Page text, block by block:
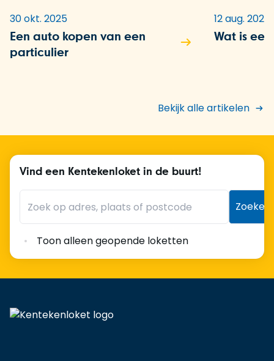
30 okt. 2025
Een auto kopen van een
particulier
12 aug. 2025
Wat is
Bekijk alle artikelen
Vind een Kentekenloket in de buurt!
Zoeken
Toon alleen geopende loketten